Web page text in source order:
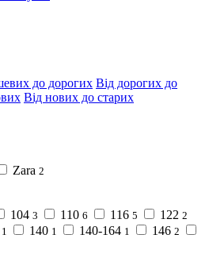
до дорогих Від дорогих до
Від нових до старих
Zara 2
104 3 110 6 116 5 122 2
1 140 1 140-164 1 146 2